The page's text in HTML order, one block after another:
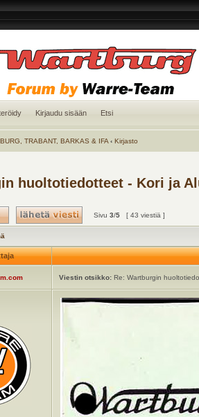
Kirjaudu sisään Etsi
TRABANT, BARKAS & IFA ‹ Kirjasto
huoltotiedotteet - Kori ja
Sivu 3/5[ 43 viestiä ]
Viestin otsikko:Re: Wartburgin